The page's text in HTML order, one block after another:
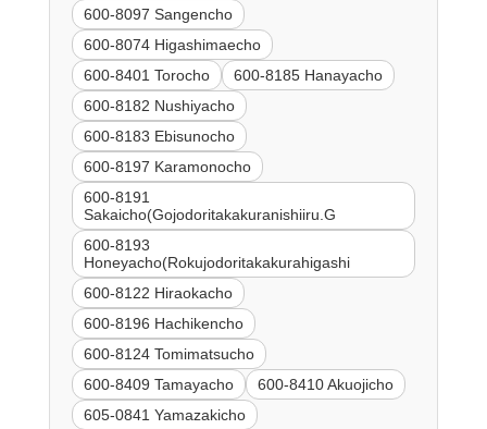
600-8097 Sangencho
600-8074 Higashimaecho
600-8401 Torocho
600-8185 Hanayacho
600-8182 Nushiyacho
600-8183 Ebisunocho
600-8197 Karamonocho
600-8191
Sakaicho(Gojodoritakakuranishiiru.G
600-8193
Honeyacho(Rokujodoritakakurahigashi
600-8122 Hiraokacho
600-8196 Hachikencho
600-8124 Tomimatsucho
600-8409 Tamayacho
600-8410 Akuojicho
605-0841 Yamazakicho